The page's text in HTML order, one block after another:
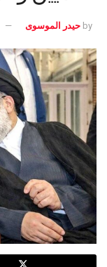
by حيدر الموسوى